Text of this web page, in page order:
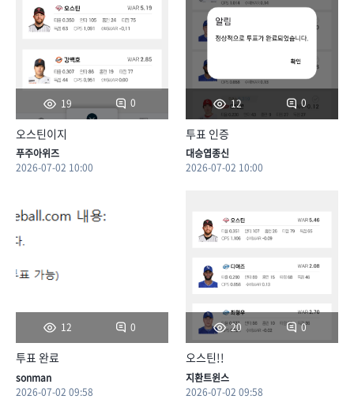
19 0
오스틴이지
푸주아위즈
2026-07-02 10:00
12 0
투표 인증
대승엽종신
2026-07-02 10:00
12 0
투표 완료
sonman
2026-07-02 09:58
20 0
오스틴!!
지환트윈스
2026-07-02 09:58